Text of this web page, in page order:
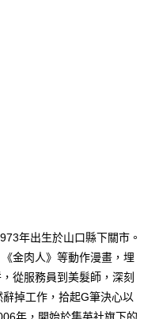
的支付方式。 讓您購物簡單
值。
帳。
將跳轉至「AFTEE先享後付」
完成結帳。
。
為交易完成。
但若您需要取消訂單，請聯絡
視為有效，需透過AFTEE先享
結帳頁面顯示為準，若有關於
問，請聯繫「AFTEE先享後付
年出生於山口縣下關市。
金肉人》等動作漫畫，埋
從服務員到美髮師，深刻
掉工作，拾起G筆決心以